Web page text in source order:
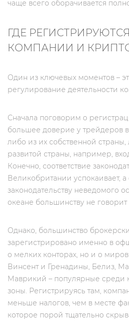
чаще всего оборачивается
ГДЕ
КОМПАНИИ И
Один из ключевых моментов –
регулирование деятельности
Сначала поговорим о
большее доверие у трейдеров
либо из их собственной
развитой страны, например,
Конечно, соответствие
Великобритании успокаивает, а
законодательству неведомого
океане большинству не
Однако, большинство
зарегистрировано именно в
о мелких конторах, но и о
Винсент и Гренадины, Белиз,
Маврикий – популярные
зоны. Регистрируясь там,
меньше налогов, чем в месте
которое порой тщательно